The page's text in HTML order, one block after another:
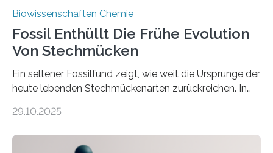
Biowissenschaften Chemie
Fossil Enthüllt Die Frühe Evolution
Von Stechmücken
Ein seltener Fossilfund zeigt, wie weit die Ursprünge der
heute lebenden Stechmückenarten zurückreichen. In
Forschende die bisher älteste bekannte Stechmücken-
Region Kachin in Myanmar und hat sich in
29.10.2025